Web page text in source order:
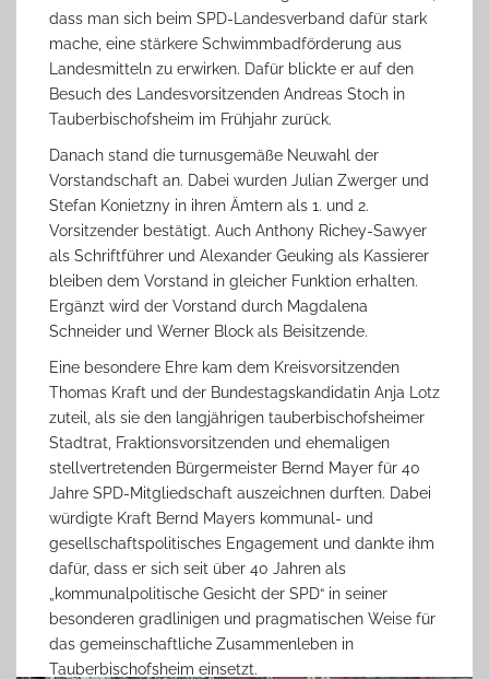
dass man sich beim SPD-Landesverband dafür stark
mache, eine stärkere Schwimmbadförderung aus
Landesmitteln zu erwirken. Dafür blickte er auf den
Besuch des Landesvorsitzenden Andreas Stoch in
Tauberbischofsheim im Frühjahr zurück.
Danach stand die turnusgemäße Neuwahl der
Vorstandschaft an. Dabei wurden Julian Zwerger und
Stefan Konietzny in ihren Ämtern als 1. und 2.
Vorsitzender bestätigt. Auch Anthony Richey-Sawyer
als Schriftführer und Alexander Geuking als Kassierer
bleiben dem Vorstand in gleicher Funktion erhalten.
Ergänzt wird der Vorstand durch Magdalena
Schneider und Werner Block als Beisitzende.
Eine besondere Ehre kam dem Kreisvorsitzenden
Thomas Kraft und der Bundestagskandidatin Anja Lotz
zuteil, als sie den langjährigen tauberbischofsheimer
Stadtrat, Fraktionsvorsitzenden und ehemaligen
stellvertretenden Bürgermeister Bernd Mayer für 40
Jahre SPD-Mitgliedschaft auszeichnen durften. Dabei
würdigte Kraft Bernd Mayers kommunal- und
gesellschaftspolitisches Engagement und dankte ihm
dafür, dass er sich seit über 40 Jahren als
„kommunalpolitische Gesicht der SPD“ in seiner
besonderen gradlinigen und pragmatischen Weise für
das gemeinschaftliche Zusammenleben in
Tauberbischofsheim einsetzt.